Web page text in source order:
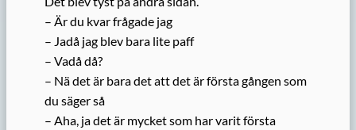
– Är du kvar frågade jag
– Jadå jag blev bara lite paff
– Vadå då?
– Nä det är bara det att det är första gången som
du säger så
– Aha, ja det är mycket som har varit första